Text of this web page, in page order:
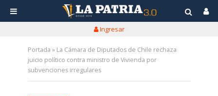
Ingresar
Portada » La Cámara de Diputados de Chile rechaza
juicio político contra ministro de Vivienda por
subvenciones irregulares